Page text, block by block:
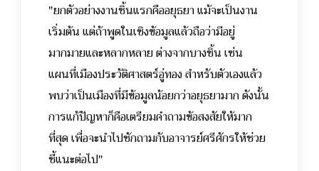
"ยกตัวอย่างงานชิ้นแรกคืออยุธยา แม้จะเป็นงาน
เริ่มต้น แต่ถ้าพูดในเชิงข้อมูลแล้วถือว่ามีอยู่
มากมายและหลากหลาย ต่างจากบางชิ้น เช่น
แผนที่เมืองประวัติศาสตร์อู่ทอง สำหรับตัวเองแล้ว
พบว่าเป็นเมืองที่มีข้อมูลน้อยกว่าอยุธยามาก ดังนั้น
การแก้ปัญหาก็คือเตรียมคำถามข้อสงสัยให้มาก
ที่สุด เพื่อจะนำไปซักถามกับอาจารย์ศรีศักรให้ช่วย
ชี้แนะต่อไป"